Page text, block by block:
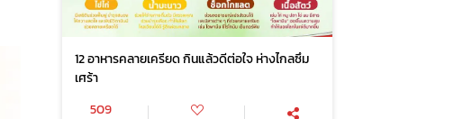
12 อาหารคลายเครียด กินแล้วดีต่อใจ ห่างไกลซึม
เศร้า
509